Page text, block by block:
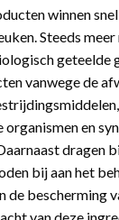
winnen
Steeds
geteelde
vanwege de
en
dragen
bij aan het
de bescherming